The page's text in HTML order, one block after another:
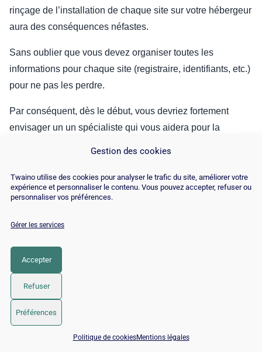
Gestion des cookies
Twaino utilise des cookies pour analyser le trafic du site, améliorer votre
expérience et personnaliser le contenu. Vous pouvez accepter, refuser ou
personnaliser vos préférences.
Gérer les services
Accepter
Refuser
Préférences
Politique de cookiesMentions légales
rinçage de l’installation de chaque site sur votre hébergeur
aura des conséquences néfastes.
Sans oublier que vous devez organiser toutes les
informations pour chaque site (registraire, identifiants, etc.)
pour ne pas les perdre.
Par conséquent, dès le début, vous devriez fortement
envisager un un spécialiste qui vous aidera pour la
pendant que vous vous concentrez sur des sujets plus
importants.
2.5. Création du contenu
Étant donné que le but des blogs de réseau privé est de
vous aider à créer un profil de lien pour votre site, le
contenu prend une place secondaire, à la fois en qualité et
Bien que cela ne fasse pas de mal de publier plusieurs
📅 Réserver 15 min avec un expert SEO / GEO